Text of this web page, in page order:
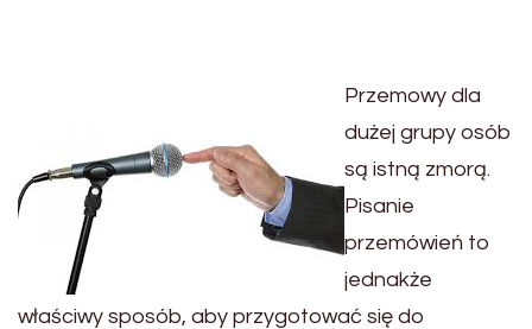
Przemowy dla
dużej grupy osób
są istną zmorą.
Pisanie
przemówień to
jednakże
właściwy sposób, aby przygotować się do